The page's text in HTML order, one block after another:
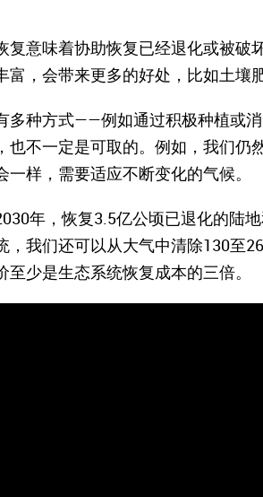
复意味着协助恢复已经退化或被破
富，会带来更多的好处，比如土壤
多种方式——例如通过积极种植或
也不一定是可取的。例如，我们
一样，需要适应不断变化的气候。
年，恢复3.5亿公顷已退化的陆
，我们还可以从大气中清除130至
至少是生态系统恢复成本的三倍。